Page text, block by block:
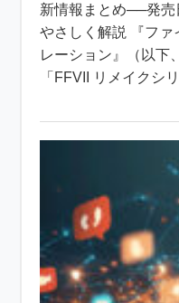
新情報まとめ──発売
やさしく解説 『ファ
レーション』（以下
「FFVII リメイクシ